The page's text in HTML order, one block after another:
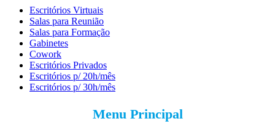
Escritórios Virtuais
Salas para Reunião
Salas para Formação
Gabinetes
Cowork
Escritórios Privados
Escritórios p/ 20h/mês
Escritórios p/ 30h/mês
Menu Principal